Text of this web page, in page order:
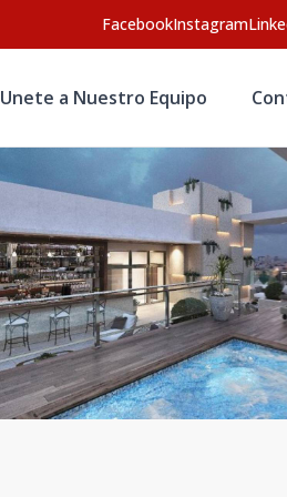
FacebookInstagram
Unete a Nuestro Equipo